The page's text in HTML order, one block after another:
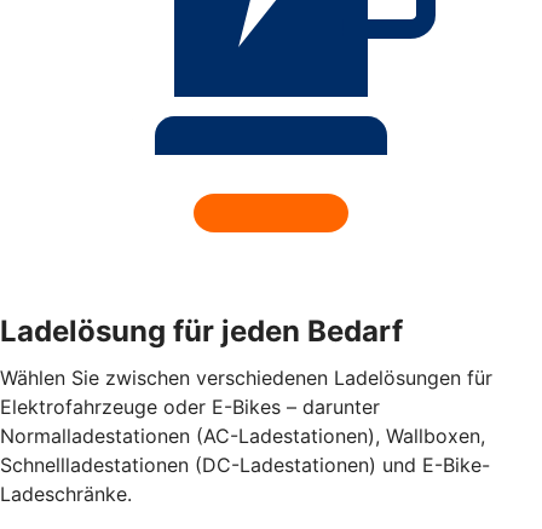
Ladelösung für jeden Bedarf
Wählen Sie zwischen verschiedenen Ladelösungen für
Elektrofahrzeuge oder E-Bikes – darunter
Normalladestationen (AC-Ladestationen), Wallboxen,
Schnellladestationen (DC-Ladestationen) und E-Bike-
Ladeschränke.